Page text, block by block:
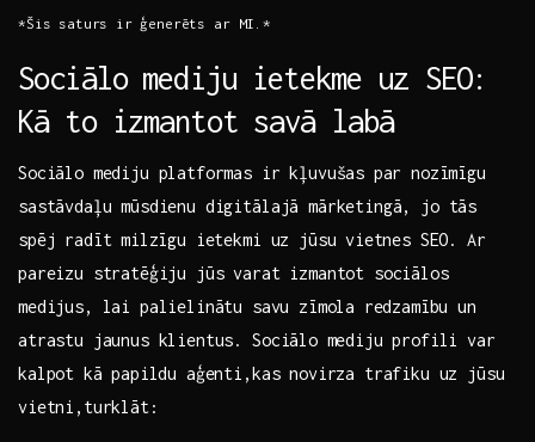
*Šis saturs ir⁣ ģenerēts ‍ar MI.*
Sociālo⁢ mediju ietekme uz SEO:
Kā to‍ izmantot savā labā
Sociālo mediju platformas ir ‍kļuvušas⁣ par nozīmīgu
sastāvdaļu mūsdienu digitālajā mārketingā, ​jo tās
spēj radīt⁢ milzīgu ietekmi uz jūsu ⁤vietnes SEO. Ar
pareizu‍ stratēģiju jūs varat izmantot sociālos
medijus, lai palielinātu⁣ savu zīmola⁢ redzamību un
atrastu jaunus klientus.‌ Sociālo ⁣mediju profili var‌
kalpot ⁤kā papildu aģenti,kas novirza trafiku uz jūsu
vietni,turklāt: